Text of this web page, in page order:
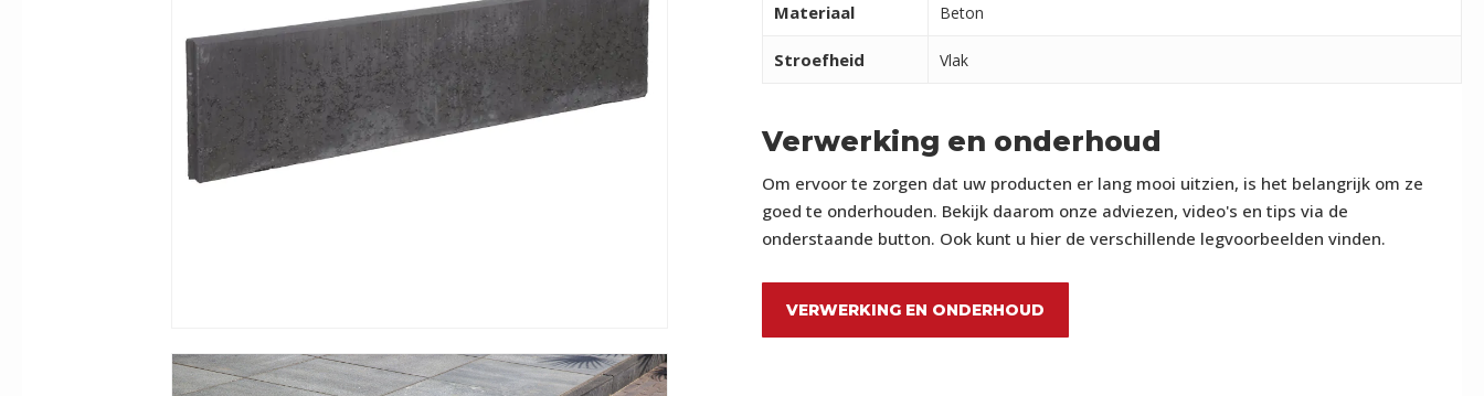
Materiaal Beton
Stroefheid Vlak
Verwerking en onderhoud
Om ervoor te zorgen dat uw producten er lang mooi uitzien, is het belangrijk om ze
goed te onderhouden. Bekijk daarom onze adviezen, video's en tips via de
onderstaande button. Ook kunt u hier de verschillende legvoorbeelden vinden.
VERWERKING EN ONDERHOUD